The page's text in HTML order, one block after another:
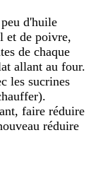
d'huile
et de poivre,
de chaque
allant au four.
les sucrines
faire réduire
réduire